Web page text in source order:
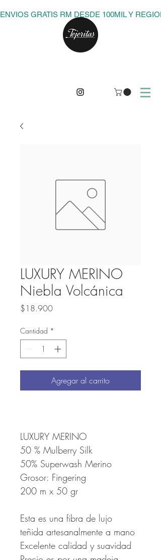
ENVIOS GRATIS RM DESDE 100MIL Y
LUXURY MERINO
Niebla Volcánica
$18.900Precio
Cantidad *
Agregar al carrito
LUXURY MERINO
50 % Mulberry Silk
50% Superwash Merino
Grosor: Fingering
200 m x 50 gr
Esta es una fibra de lujo
teñida artesanalmente a mano
Excelente calidad y suavidad